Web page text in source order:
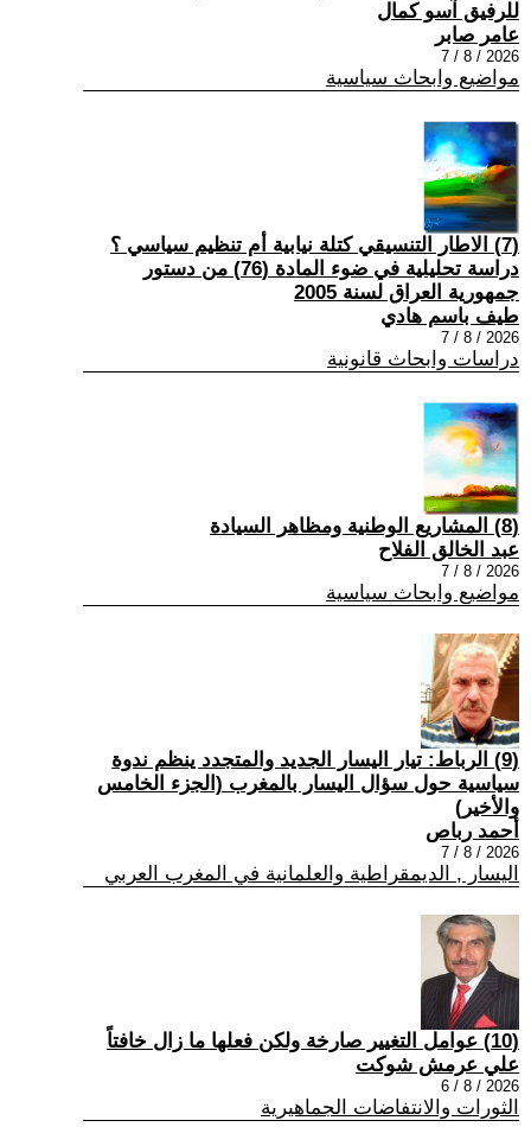
للرفيق آسو كمال
عامر صابر
2026 / 8 / 7
مواضيع وابحاث سياسية
(7) الاطار التنسيقي كتلة نيابية أم تنظيم سياسي ؟
دراسة تحليلية في ضوء المادة (76) من دستور
جمهورية العراق لسنة 2005
طيف باسم هادي
2026 / 8 / 7
دراسات وابحاث قانونية
(8) المشاريع الوطنية ومظاهر السيادة
عبد الخالق الفلاح
2026 / 8 / 7
مواضيع وابحاث سياسية
(9) الرباط: تيار اليسار الجديد والمتجدد ينظم ندوة
سياسية حول سؤال اليسار بالمغرب (الجزء الخامس
والأخير)
أحمد رباص
2026 / 8 / 7
اليسار , الديمقراطية والعلمانية في المغرب العربي
(10) عوامل التغيير صارخة ولكن فعلها ما زال خافتاً
علي عرمش شوكت
2026 / 8 / 6
الثورات والانتفاضات الجماهيرية